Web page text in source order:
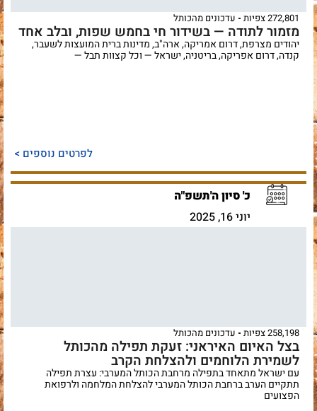
272,801 צפיות עדכונים מהכותל
מזמור לתודה — בשידור חי בחמש שפות, ובלב אחד
יהודים מצרפת, דרום אמריקה, ארה"ב, מדינות ברית המועצות לשעבר,
קנדה, דרום אפריקה, בריטניה, ישראל — וכל קצוות תבל —
לפרטים נוספים >
כ' סיון ה'תשפ"ה
יוני 16, 2025
258,198 צפיות עדכונים מהכותל
בצל האיום האיראני: זעקת תפילה מהכותל
לשמירת הלוחמים ולהצלחת הקרב
עם ישראל מתאחד בתפילה מרחבת הכותל המערבי: עצרת תפילה
תתקיים הערב ברחבת הכותל המערבי להצלחת המלחמה ולרפואת
הפצועים